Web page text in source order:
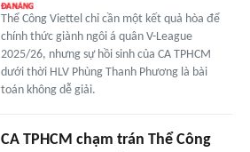
Thể Công Viettel chỉ cần một kết quả hòa để
chính thức giành ngôi á quân V-League
2025/26, nhưng sự hồi sinh của CA TPHCM
dưới thời HLV Phùng Thanh Phương là bài
toán không dễ giải.
CA TPHCM chạm trán Thể Công